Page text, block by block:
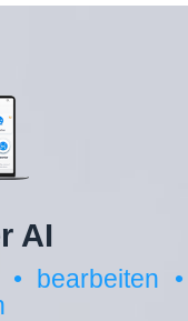
AI
• bearbeiten •